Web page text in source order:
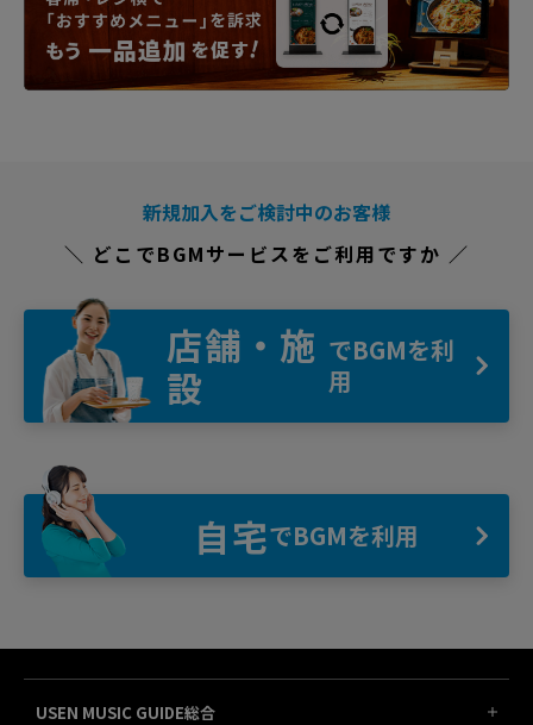
新規加入をご検討中のお客様
＼ どこでBGMサービスをご利用ですか ／
店舗・施
設
でBGMを利
用
自宅でBGMを利用
USEN MUSIC GUIDE総合